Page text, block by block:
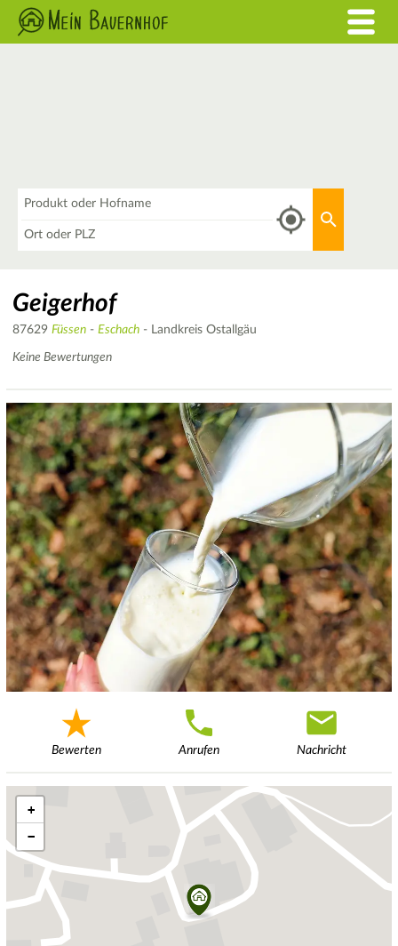
Geigerhof
87629 Füssen - Eschach - Landkreis Ostallgäu
Keine Bewertungen
Bewerten Anrufen Nachricht
+
−